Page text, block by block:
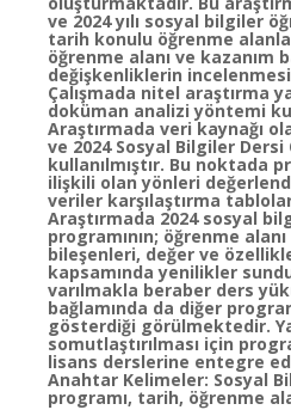
ve 2024 yılı sosyal bilgiler
tarih konulu öğrenme
öğrenme alanı ve kazanım
değişkenliklerin incelenmesi
Çalışmada nitel araştırma
doküman analizi yöntemi
Araştırmada veri kaynağı
ve 2024 Sosyal Bilgiler
kullanılmıştır. Bu noktada
ilişkili olan yönleri
veriler karşılaştırma
Araştırmada 2024 sosyal
programının; öğrenme
bileşenleri, değer ve
kapsamında yenilikler
varılmakla beraber ders
bağlamında da diğer
gösterdiği görülmektedir.
somutlaştırılması için
lisans derslerine entegre
Anahtar Kelimeler: Sosyal
programı, tarih, öğrenme